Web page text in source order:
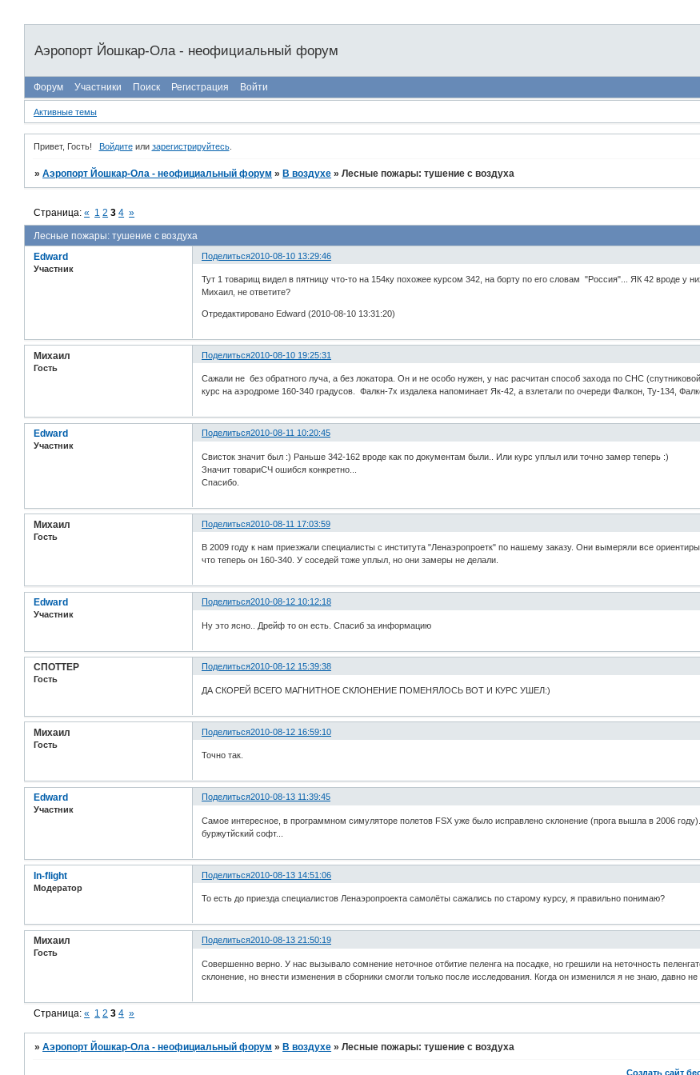
Аэропорт Йошкар-Ола - неофициальный форум
Форум Участники Поиск Регистрация Войти
Активные темы
Привет, Гость! Войдитеили зарегистрируйтесь.
»Аэропорт Йошкар-Ола - неофициальный форум » В воздухе »Лесные пожары: тушение с воздуха
Лесные пожары: тушение с воздуха
Страница:« 1 2 3 4 »
Поделиться2010-08-10 13:29:46
Edward
Участник
Тут 1 товарищ видел в пятницу что-то на 154ку похожее курсом 342, на борту по его словам "Россия"... ЯК 42 вроде у
Михаил, не ответите?
Отредактировано Edward (2010-08-10 13:31:20)
Поделиться2010-08-10 19:25:31
Михаил
Гость
Сажали не без обратного луча, а без локатора. Он и не особо нужен, у нас расчитан способ захода по СНС
курс на аэродроме 160-340 градусов. Фалкн-7х издалека напоминает Як-42, а взлетали по очереди Фалкон, Ту-134,
Поделиться2010-08-11 10:20:45
Edward
Участник
Свисток значит был :) Раньше 342-162 вроде как по документам были.. Или курс уплыл или точно замер теперь :)
Значит товариСЧ ошибся конкретно...
Спасибо.
Поделиться2010-08-11 17:03:59
Михаил
Гость
В 2009 году к нам приезжали специалисты с института "Ленаэропроетк" по нашему заказу. Они вымеряли все
что теперь он 160-340. У соседей тоже уплыл, но они замеры не делали.
Поделиться2010-08-12 10:12:18
Edward
Участник
Ну это ясно.. Дрейф то он есть. Спасиб за информацию
Поделиться2010-08-12 15:39:38
СПОТТЕР
Гость
ДА СКОРЕЙ ВСЕГО МАГНИТНОЕ СКЛОНЕНИЕ ПОМЕНЯЛОСЬ ВОТ И КУРС УШЕЛ:)
Поделиться2010-08-12 16:59:10
Михаил
Гость
Точно так.
Поделиться2010-08-13 11:39:45
Edward
Участник
Самое интересное, в программном симуляторе полетов FSX уже было исправлено склонение (прога вышла в 2006
буржутйский софт...
Поделиться2010-08-13 14:51:06
In-flight
Модератор
То есть до приезда специалистов Ленаэропроекта самолёты сажались по старому курсу, я правильно понимаю?
Поделиться2010-08-13 21:50:19
Михаил
Гость
Совершенно верно. У нас вызывало сомнение неточное отбитие пеленга на посадке, но грешили на неточность
склонение, но внести изменения в сборники смогли только после исследования. Когда он изменился я не знаю, давно не
Страница:« 1 2 3 4 »
»Аэропорт Йошкар-Ола - неофициальный форум » В воздухе »Лесные пожары: тушение с воздуха
Создать сайт